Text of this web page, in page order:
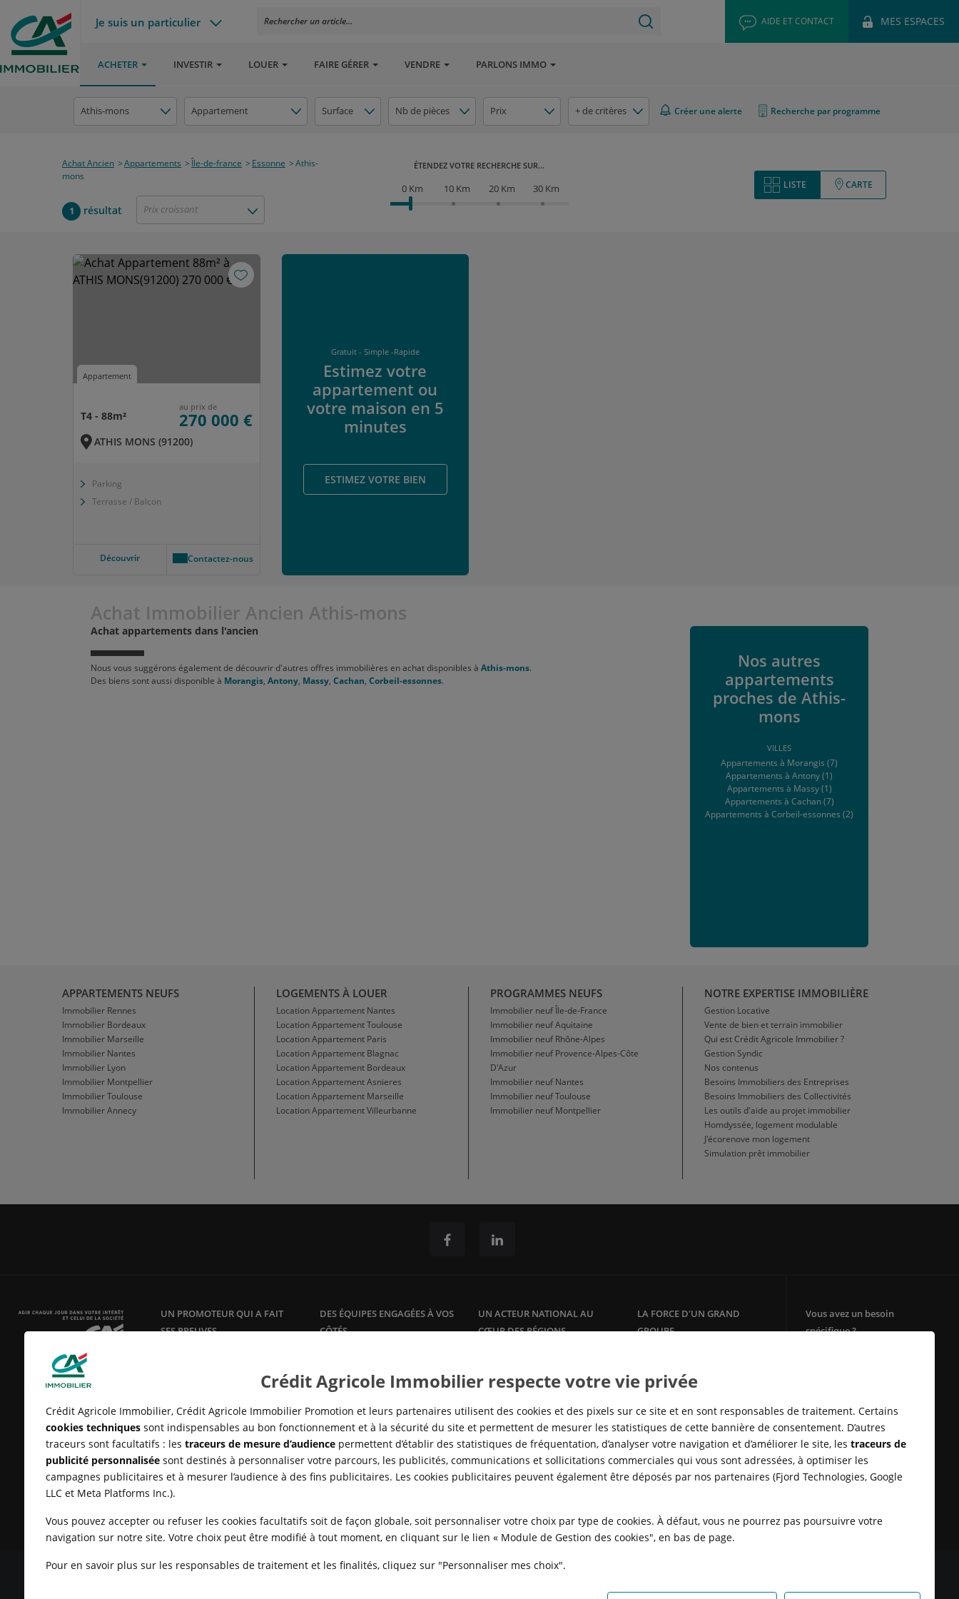
Je suis un particulier Rechercher un article... AIDE ET CONTACT MES ESPACES
ACHETER INVESTIR LOUER FAIRE GÉRER VENDRE PARLONS IMMO
Athis-mons Appartement Surface Nb de pièces Prix + de critères Créer une alerte Recherche par programme
Achat Ancien Appartements Île-de-france Essonne
Athis-
mons
1 résultat Prix croissant
ÉTENDEZ VOTRE RECHERCHE SUR...
0 Km 10 Km 20 Km 30 Km LISTE CARTE
Appartement
T4 - 88m²
au prix de
270 000 €
ATHIS MONS (91200)
Parking
Terrasse / Balcon
Découvrir Contactez-nous
Gratuit - Simple -Rapide
Estimez votre
appartement ou
votre maison en 5
minutes
ESTIMEZ VOTRE BIEN
Achat Immobilier Ancien Athis-mons
Achat appartements dans l'ancien
Nous vous suggérons également de découvrir d'autres offres immobilières en achat disponibles à Athis-mons.
Des biens sont aussi disponible à Morangis, Antony, Massy, Cachan, Corbeil-essonnes.
Nos autres
appartements
proches de Athis-
mons
VILLES
Appartements à Morangis (7)
Appartements à Antony (1)
Appartements à Massy (1)
Appartements à Cachan (7)
Appartements à Corbeil-essonnes (2)
APPARTEMENTS NEUFS
Immobilier Rennes
Immobilier Bordeaux
Immobilier Marseille
Immobilier Nantes
Immobilier Lyon
Immobilier Montpellier
Immobilier Toulouse
Immobilier Annecy
LOGEMENTS À LOUER
Location Appartement Nantes
Location Appartement Toulouse
Location Appartement Paris
Location Appartement Blagnac
Location Appartement Bordeaux
Location Appartement Asnieres
Location Appartement Marseille
Location Appartement Villeurbanne
PROGRAMMES NEUFS
Immobilier neuf Île-de-France
Immobilier neuf Aquitaine
Immobilier neuf Rhône-Alpes
Immobilier neuf Provence-Alpes-Côte
D'Azur
Immobilier neuf Nantes
Immobilier neuf Toulouse
Immobilier neuf Montpellier
NOTRE EXPERTISE IMMOBILIÈRE
Gestion Locative
Vente de bien et terrain immobilier
Qui est Crédit Agricole Immobilier ?
Gestion Syndic
Nos contenus
Besoins Immobiliers des Entreprises
Besoins Immobiliers des Collectivités
Les outils d'aide au projet immobilier
Homdyssée, logement modulable
J'écorenove mon logement
Simulation prêt immobilier
UN PROMOTEUR QUI A FAIT
SES PREUVES
vente de logements neufsdepuis
DES ÉQUIPES ENGAGÉES À VOS
CÔTÉS
ses clients propriétaires avec des
offres et services sur mesure :
gestion
locative, syndic de
copropriété,…
UN ACTEUR NATIONAL AU
CŒUR DES RÉGIONS
agglomérations, en adéquation
avec la réalité des marchés locaux
pour répondre à tous les besoins
en logement, de partout en
France.
LA FORCE D'UN GRAND
GROUPE
bénéficie de la solidité et de
l'ancrage territorial d'un des
leaders de la
banque
de proximité
en Europe.
Vous avez un besoin
spécifique ?
E-immobilier
Crédit Sofinco
Square Habitat : Location
logement
MENTIONS LÉGALES CONDITIONS GÉNÉRALES D'UTILISATION POLITIQUE DE CONFIDENTIALITÉ
MODULE DE GESTION DES COOKIES HONORAIRES TRANSACTION HONORAIRES LOCATION
Crédit Agricole Immobilier respecte votre vie privée
Crédit Agricole Immobilier, Crédit Agricole Immobilier Promotion et leurs partenaires utilisent des cookies et des pixels sur ce site et en sont responsables de traitement. Certains
cookies techniquessont indispensables au bon fonctionnement et à la sécurité du site et permettent de mesurer les statistiques de cette bannière de consentement. D’autres
traceurs sont facultatifs : les traceurs de mesure d’audiencepermettent d’établir des statistiques de fréquentation, d’analyser votre navigation et d’améliorer le site, les traceurs de
publicité personnaliséesont destinés à personnaliser votre parcours, les publicités, communications et sollicitations commerciales qui vous sont adressées, à optimiser les
campagnes publicitaires et à mesurer l’audience à des fins publicitaires. Les cookies publicitaires peuvent également être déposés par nos partenaires (Fjord Technologies, Google
LLC et Meta Platforms Inc.).
Vous pouvez accepter ou refuser les cookies facultatifs soit de façon globale, soit personnaliser votre choix par type de cookies. À défaut, vous ne pourrez pas poursuivre votre
navigation sur notre site. Votre choix peut être modifié à tout moment, en cliquant sur le lien « Module de Gestion des cookies", en bas de page.
Pour en savoir plus sur les responsables de traitement et les finalités, cliquez sur "Personnaliser mes choix".